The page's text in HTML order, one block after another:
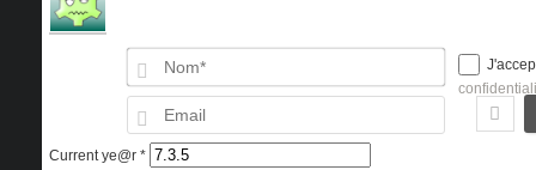
Nom*
Current ye@r *